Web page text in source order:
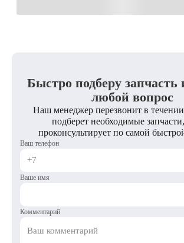
Быстро подберу
любой вопрос
Наш менеджер перезвонит в
подберет необходимые
проконсультирует по самой
Ваш телефон
Ваше имя
Комментарий